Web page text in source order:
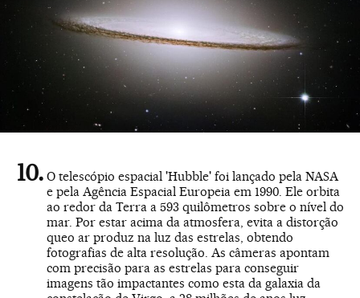
O telescópio espacial 'Hubble' foi lançado pela NASA
e pela Agência Espacial Europeia em 1990. Ele orbita
ao redor da Terra a 593 quilômetros sobre o nível do
mar. Por estar acima da atmosfera, evita a distorção
queo ar produz na luz das estrelas, obtendo
fotografias de alta resolução. As câmeras apontam
com precisão para as estrelas para conseguir
imagens tão impactantes como esta da galaxia da